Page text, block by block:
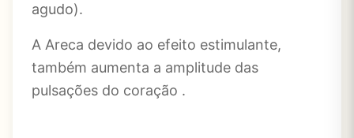
agudo).
A Areca devido ao efeito estimulante,
também aumenta a amplitude das
pulsações do coração .